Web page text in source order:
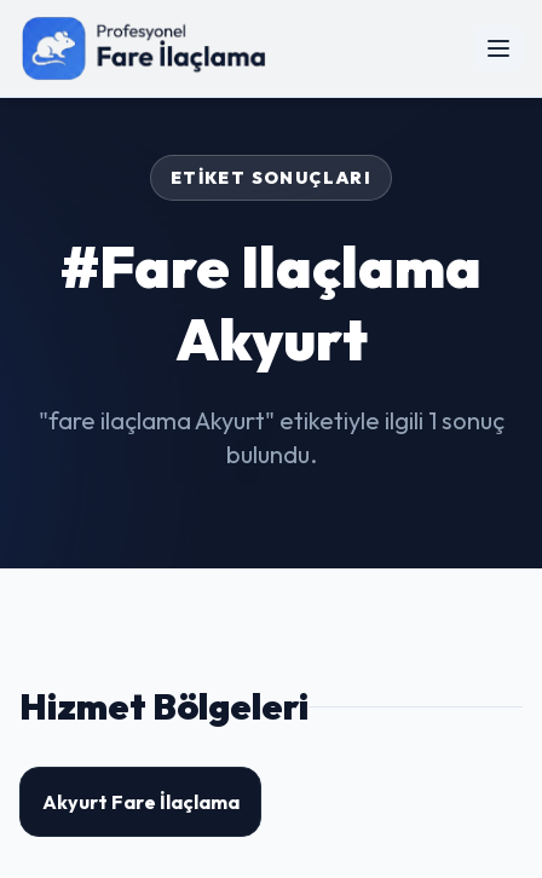
ETIKET SONUÇLARI
#fare Ilaçlama
Akyurt
"fare ilaçlama Akyurt" etiketiyle ilgili 1 sonuç
bulundu.
Hizmet Bölgeleri
Akyurt Fare İlaçlama